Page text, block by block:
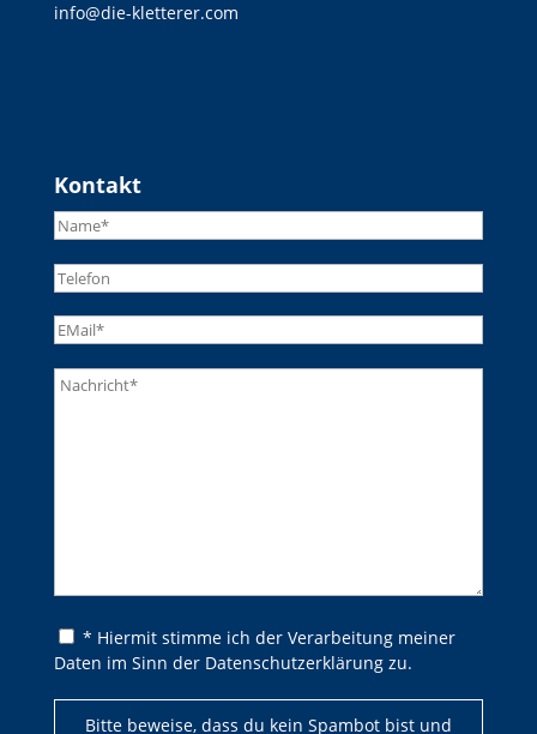
info@die-kletterer.com
Kontakt
Bitte lasse dieses Feld leer.
Bitte lasse dieses Feld leer.
* Hiermit stimme ich der Verarbeitung meiner
Daten im Sinn der Datenschutzerklärung zu.
Bitte beweise, dass du kein Spambot bist und